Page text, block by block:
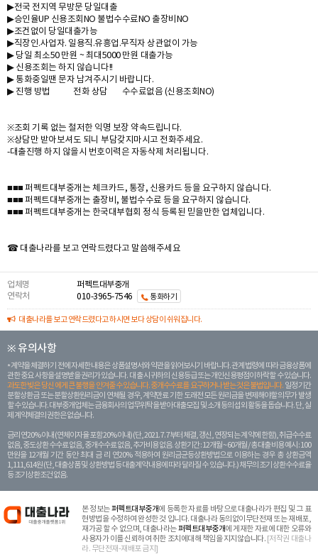
▶전국 전지역 무방문 당일대출
▶승인율UP 신용조회NO 불법수수료NO 출장비NO
▶조건없이 당일대출가능
▶직장인.사업자. 일용직.유흥업.무직자 상관없이 가능
▶ 당일 최소50 만원 ~ 최대5000 만원 대출가능
▶ 신용조회는 하지 않습니다!!
▶ 통화중일땐 문자 남겨주시기 바랍니다.
▶ 진행 방법 전화 상담 수수료없음 (신용조회NO)
※조회 기록 없는 철저한 익명 보장 약속드립니다.
※상담만 받아보셔도 되니 부담갖지마시고 전화주세요.
-대출진행 하지 않을시 번호이력은 자동삭제 처리됩니다.
■■■ 퍼펙트대부중개는 체크카드, 통장, 신용카드 등을 요구하지 않습니다.
■■■ 퍼펙트대부중개는 출장비, 불법수수료 등을 요구하지 않습니다.
■■■ 퍼펙트대부중개는 한국대부협회 정식 등록된 믿을만한 업체입니다.
☎ 대출나라를 보고 연락드렸다고 말씀해주세요
업체명
퍼펙트대부중개
연락처
010-3965-7546 통화하기
대출나라를 보고 연락드렸다고 하시면 보다 상담이 쉬워집니다.
※ 유의사항
계약을 체결하기 전에 자세한 내용은 상품설명서와 약관을 읽어보시기 바랍니다. 관계 법령에 따라 금융상품에
관한 중요 사항을 설명받을 권리가 있습니다. 대 출 시 귀하의 신용등급 또는 개인신용평점이 하락할 수 있습니다.
과도한 빚은 당신 에게 큰 불행을 안겨줄 수 있습니다. 중개수수료를 요구하거나 받는 것은 불법입니다. 일정 기간
분할상환금 또는 분할상환원리금이 연체될 경우, 계약만료 기한 도래전 모든 원리금을 변제해야할 의무가 발생
할 수 있습니다. 대부중개업체는 금융회사의 업무위탁을 받아 대출모집 및 소개 등의 섭외 활동을 돕습니다. 단, 실
제 계약체결의 권한은 없습니다.
금리 연20% 이내 (연체이자율 포함 20% 이내) (단, 2021. 7. 7부터 체결, 갱신, 연장되는 계 약에 한함), 취급수수료
없음, 중도상환 수수료 없음, 중개수수료 없음, 추가비용 없음. 상환기간 : 12개월 ~ 60개월 / 총 대출 비용 예시 : 100
만원을 12개월 기간 동안 최대 금 리 연20% 적용하여 원리금균등상환방법으로 이용하는 경우 총 상환금액
1,111,614원 (단, 대출상품 및 상환방법 등 대출계약 내용에 따라 달라질 수 있습니다.) 채무의 조기 상환수수료율
등 조기상환조건 없음.
본 정보는퍼펙트대부중개에 등록한 자료를 바탕으로 대출나라가 편집 및 그 표
현방법을 수정하여 완성한 것 입니다. 대출나라 동의없이무단전재 또는 재배포,
재가공 할 수 없으며, 대출나라는퍼펙트대부중개에 게재한 자료에 대한 오류와
사용자가 이를 신뢰하여 취한 조치에대해 책임을 지지않습니다. [저작권 대출나
라. 무단전재-재배포 금지]